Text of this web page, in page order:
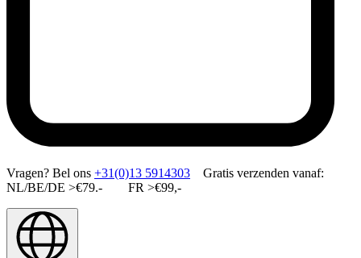
Vragen? Bel ons +31(0)13 5914303 Gratis verzenden vanaf:
NL/BE/DE >€79.- FR >€99,-